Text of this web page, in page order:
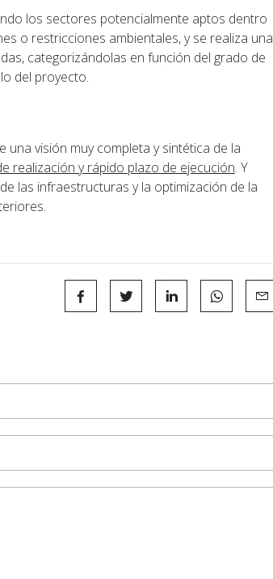
los sectores potencialmente aptos dentro
o restricciones ambientales, y se realiza una
categorizándolas en función del grado de
del proyecto.
visión muy completa y sintética de la
realización y rápido plazo de ejecución. Y
las infraestructuras y la optimización de la